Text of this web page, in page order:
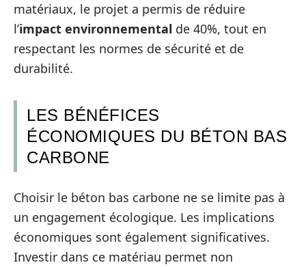
matériaux, le projet a permis de réduire
l’impact environnemental de 40%, tout en
respectant les normes de sécurité et de
durabilité.
LES BÉNÉFICES
ÉCONOMIQUES DU BÉTON BAS
CARBONE
Choisir le béton bas carbone ne se limite pas à
un engagement écologique. Les implications
économiques sont également significatives.
Investir dans ce matériau permet non